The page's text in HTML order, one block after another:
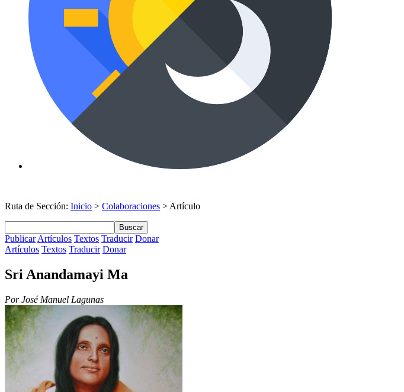
Ruta de Sección: Inicio > Colaboraciones > Artículo
Buscar
Publicar Artículos Textos Traducir Donar
Artículos Textos Traducir Donar
Sri Anandamayi Ma
Por José Manuel Lagunas